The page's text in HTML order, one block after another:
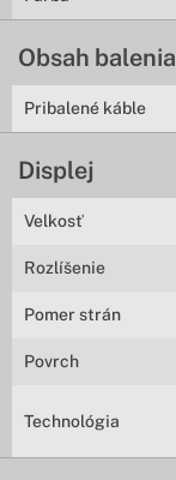
Obsah balenia
Pribalené káble
Displej
Velkosť
Rozlíšenie
Pomer strán
Povrch
Technológia